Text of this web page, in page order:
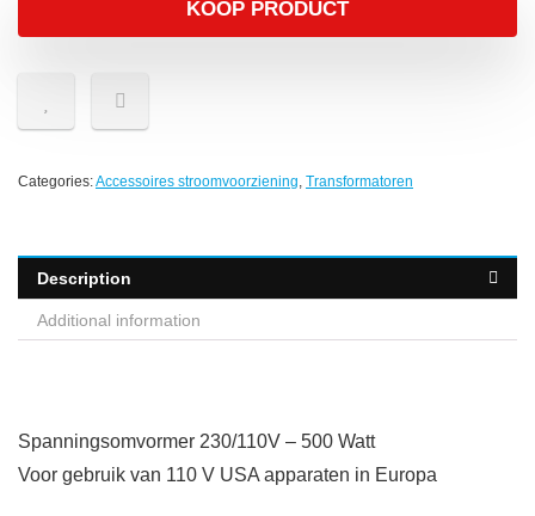
KOOP PRODUCT
Categories:Accessoires stroomvoorziening, Transformatoren
Description
Additional information
Spanningsomvormer 230/110V – 500 Watt
Voor gebruik van 110 V USA apparaten in Europa